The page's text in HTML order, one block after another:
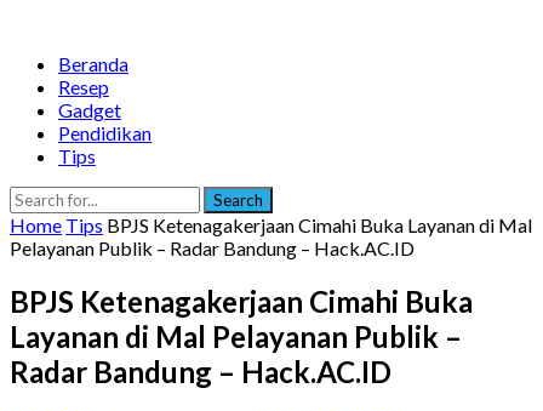
Beranda
Resep
Gadget
Pendidikan
Tips
Search
Home Tips BPJS Ketenagakerjaan Cimahi Buka Layanan di Mal
Pelayanan Publik – Radar Bandung – Hack.AC.ID
BPJS Ketenagakerjaan Cimahi Buka
Layanan di Mal Pelayanan Publik –
Radar Bandung – Hack.AC.ID